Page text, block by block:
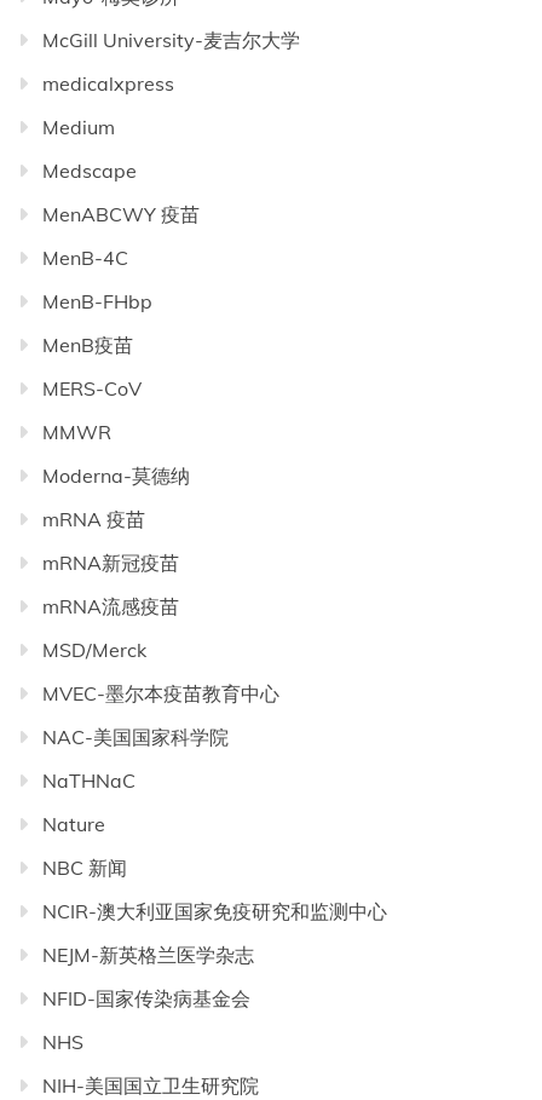
McGill University-麦吉尔大学
medicalxpress
Medium
Medscape
MenABCWY 疫苗
MenB-4C
MenB-FHbp
MenB疫苗
MERS-CoV
MMWR
Moderna-莫德纳
mRNA 疫苗
mRNA新冠疫苗
mRNA流感疫苗
MSD/Merck
MVEC-墨尔本疫苗教育中心
NAC-美国国家科学院
NaTHNaC
Nature
NBC 新闻
NCIR-澳大利亚国家免疫研究和监测中心
NEJM-新英格兰医学杂志
NFID-国家传染病基金会
NHS
NIH-美国国立卫生研究院